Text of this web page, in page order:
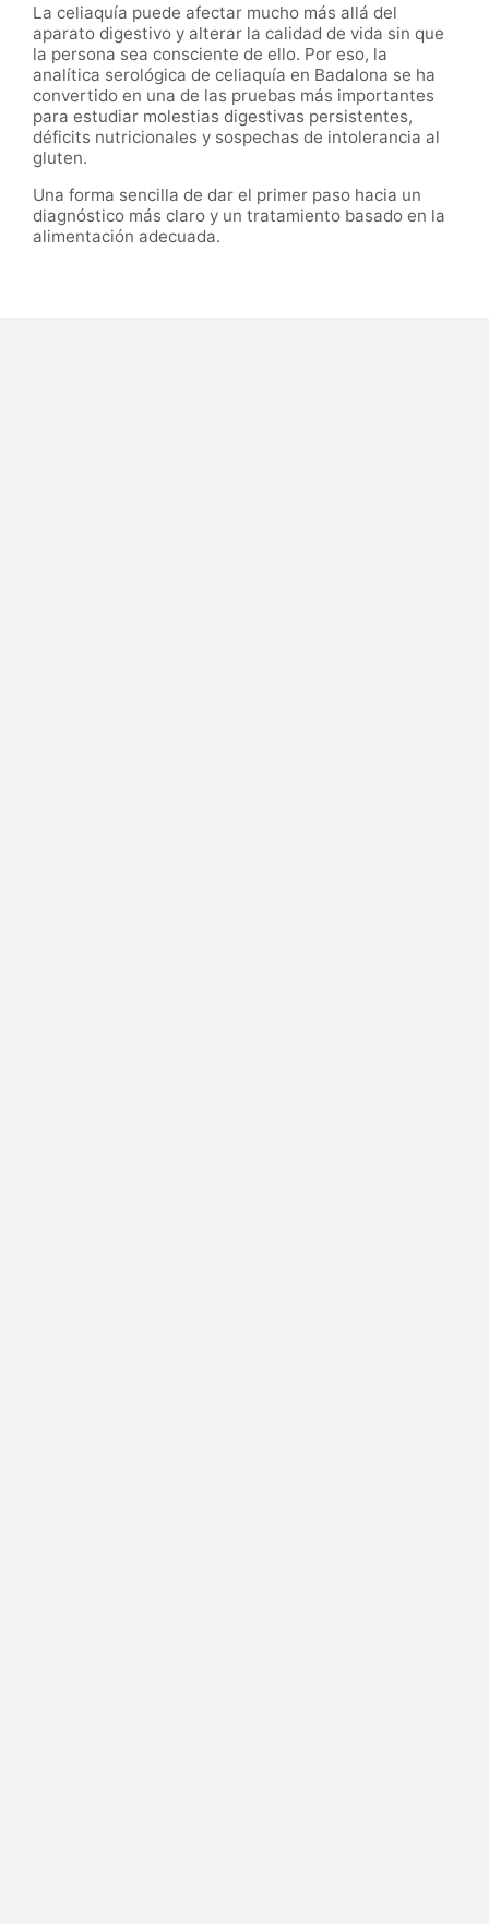
La celiaquía puede afectar mucho más allá del
aparato digestivo y alterar la calidad de vida sin que
la persona sea consciente de ello. Por eso, la
analítica serológica de celiaquía en Badalona se ha
convertido en una de las pruebas más importantes
para estudiar molestias digestivas persistentes,
déficits nutricionales y sospechas de intolerancia al
gluten.
Una forma sencilla de dar el primer paso hacia un
diagnóstico más claro y un tratamiento basado en la
alimentación adecuada.